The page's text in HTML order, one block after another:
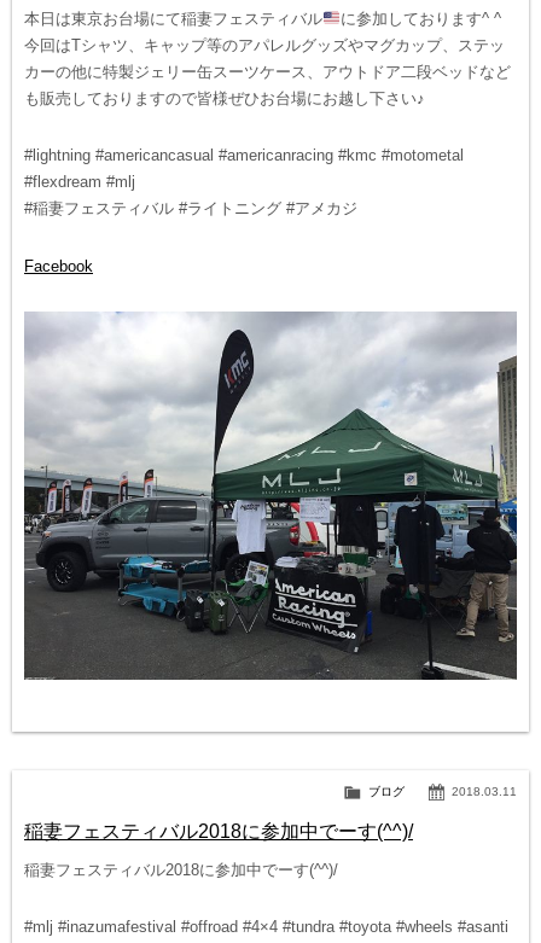
本日は東京お台場にて稲妻フェスティバル
に参加しております^ ^
今回はTシャツ、キャップ等のアパレルグッズやマグカップ、ステッ
カーの他に特製ジェリー缶スーツケース、アウトドア二段ベッドなど
も販売しておりますので皆様ぜひお台場にお越し下さい♪
#lightning #americancasual #americanracing #kmc #motometal
#flexdream #mlj
#稲妻フェスティバル #ライトニング #アメカジ
Facebook
2018.03.11
ブログ
稲妻フェスティバル2018に参加中でーす(^^)/
稲妻フェスティバル2018に参加中でーす(^^)/
#mlj #inazumafestival #offroad #4×4 #tundra #toyota #wheels #asanti